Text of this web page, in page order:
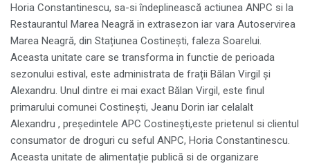
Horia Constantinescu, sa-si îndeplinească actiunea ANPC si la
Restaurantul Marea Neagră in extrasezon iar vara Autoservirea
Marea Neagră, din Stațiunea Costinești, faleza Soarelui.
Aceasta unitate care se transforma in functie de perioada
sezonului estival, este administrata de frații Bălan Virgil și
Alexandru. Unul dintre ei mai exact Bălan Virgil, este finul
primarului comunei Costinești, Jeanu Dorin iar celalalt
Alexandru , președintele APC Costinești,este prietenul si clientul
consumator de droguri cu seful ANPC, Horia Constantinescu.
Aceasta unitate de alimentație publică si de organizare